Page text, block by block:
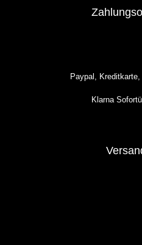
Paypal,
Klarna